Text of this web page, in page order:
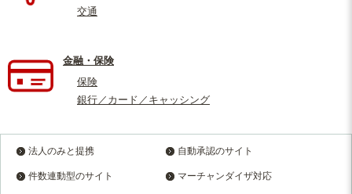
交通
金融・保険
保険
銀行／カード／キャッシング
法人のみと提携 自動承認のサイト
件数連動型のサイト マーチャンダイザ対応